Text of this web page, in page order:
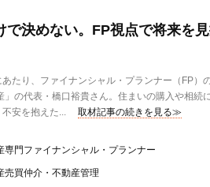
で決めない。FP視点で将来を
たり、ファイナンシャル・プランナー（FP）
」の代表・橋口裕貴さん。住まいの購入や相続
安を抱えた...
取材記事の続きを見る≫
専門ファイナンシャル・プランナー
売買仲介・不動産管理